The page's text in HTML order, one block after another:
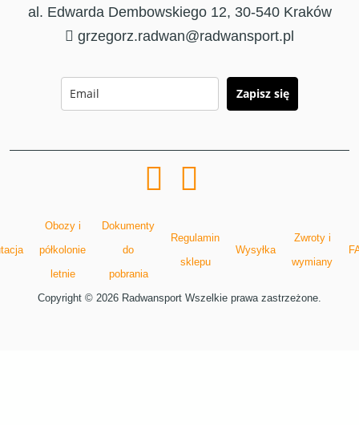
al. Edwarda Dembowskiego 12, 30-540 Kraków
grzegorz.radwan@radwansport.pl
Zapisz się
Obozy i
półkolonie
letnie
Dokumenty
do
pobrania
Regulamin
sklepu
Wysyłka
Zwroty i
wymiany
Copyright © 2026 Radwansport Wszelkie prawa zastrzeżone.